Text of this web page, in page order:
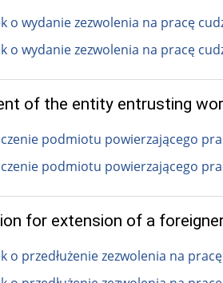
o wydanie zezwolenia na pracę
o wydanie zezwolenia na pracę
of the entity entrusting
podmiotu powierzającego
podmiotu powierzającego
for extension of a
o przedłużenie zezwolenia na